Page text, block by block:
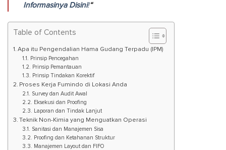
Informasinya Disini!“
Table of Contents
Apa itu Pengendalian Hama Gudang Terpadu (IPM)
Prinsip Pencegahan
Prinsip Pemantauan
Prinsip Tindakan Korektif
Proses Kerja Fumindo di Lokasi Anda
Survey dan Audit Awal
Eksekusi dan Proofing
Laporan dan Tindak Lanjut
Teknik Non-Kimia yang Menguatkan Operasi
Sanitasi dan Manajemen Sisa
Proofing dan Ketahanan Struktur
Manajemen Layout dan FIFO